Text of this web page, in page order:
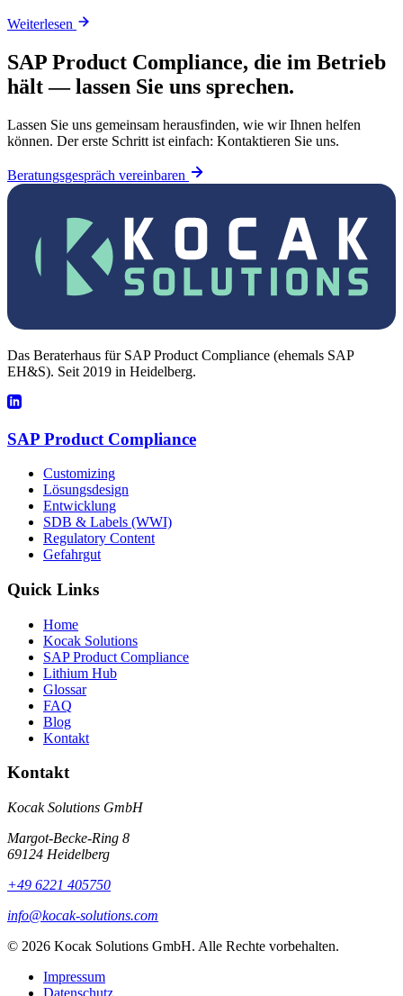
Weiterlesen
SAP Product Compliance, die im Betrieb
hält — lassen Sie uns sprechen.
Lassen Sie uns gemeinsam herausfinden, wie wir Ihnen helfen
können. Der erste Schritt ist einfach: Kontaktieren Sie uns.
Beratungsgespräch vereinbaren
Das Beraterhaus für SAP Product Compliance (ehemals SAP
EH&S). Seit 2019 in Heidelberg.
SAP Product Compliance
Customizing
Lösungsdesign
Entwicklung
SDB & Labels (WWI)
Regulatory Content
Gefahrgut
Quick Links
Home
Kocak Solutions
SAP Product Compliance
Lithium Hub
Glossar
FAQ
Blog
Kontakt
Kontakt
Kocak Solutions GmbH
Margot-Becke-Ring 8
69124 Heidelberg
+49 6221 405750
info@kocak-solutions.com
© 2026 Kocak Solutions GmbH. Alle Rechte vorbehalten.
Impressum